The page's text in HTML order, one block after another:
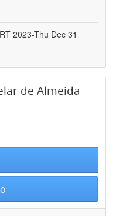
2023-Thu Dec 31
de Almeida